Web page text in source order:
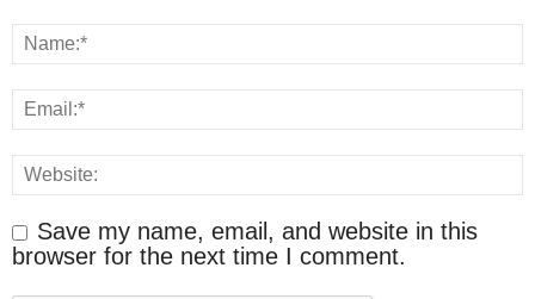
Save my name, email, and website in this
browser for the next time I comment.